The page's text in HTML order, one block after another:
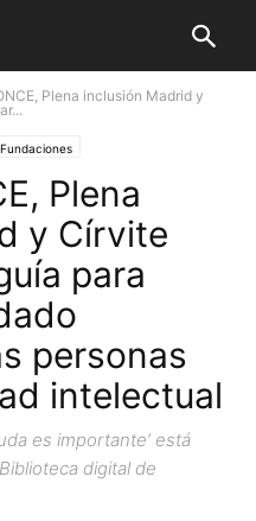
Plena inclusión Madrid y
Fundaciones
Plena
y Círvite
para
personas
intelectual
es importante’ está
digital de